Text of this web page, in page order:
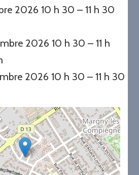
2026 10 h 30 –11 h 30
2026 10 h 30 –11 h
2026 10 h 30 –11 h 30